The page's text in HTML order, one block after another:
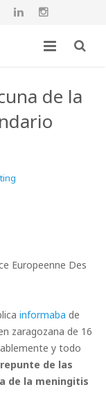
de la
informaba de
zaragozana de 16
y todo
de las
de la meningitis